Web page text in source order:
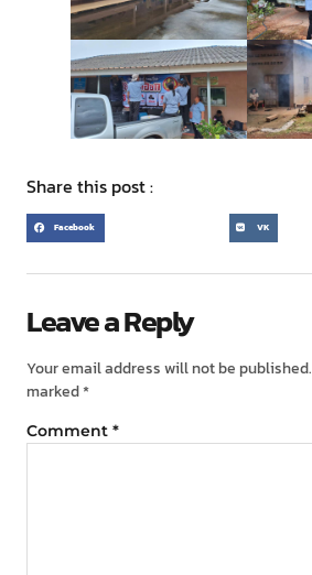
Share this post :
Facebook VK
Leave a Reply
Your email address will not be published.
marked*
Comment *